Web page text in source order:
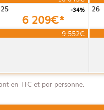
25 26
-34%
6 209€*
9 552€
en TTC et par personne.